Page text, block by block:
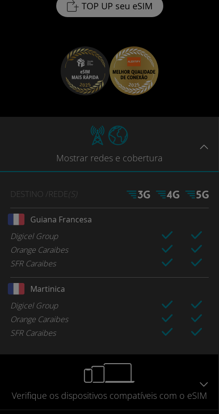
TOP UP seu eSIM
Mostrar redes e cobertura
DESTINO /REDE(S)
Guiana Francesa
Digicel Group
Orange Caraibes
SFR Caraibes
Martinica
Digicel Group
Orange Caraibes
SFR Caraibes
Verifique os dispositivos compatíveis com o eSIM